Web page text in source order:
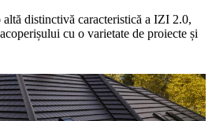
distinctivă caracteristică a IZI 2.0,
cu o varietate de proiecte și